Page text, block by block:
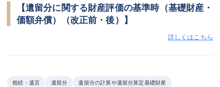
【遺留分に関する財産評価の基準時（基礎財産・
価額弁償）（改正前・後）】
詳しくはこちら
相続・遺言 遺留分 遺留分の計算や遺留分算定基礎財産